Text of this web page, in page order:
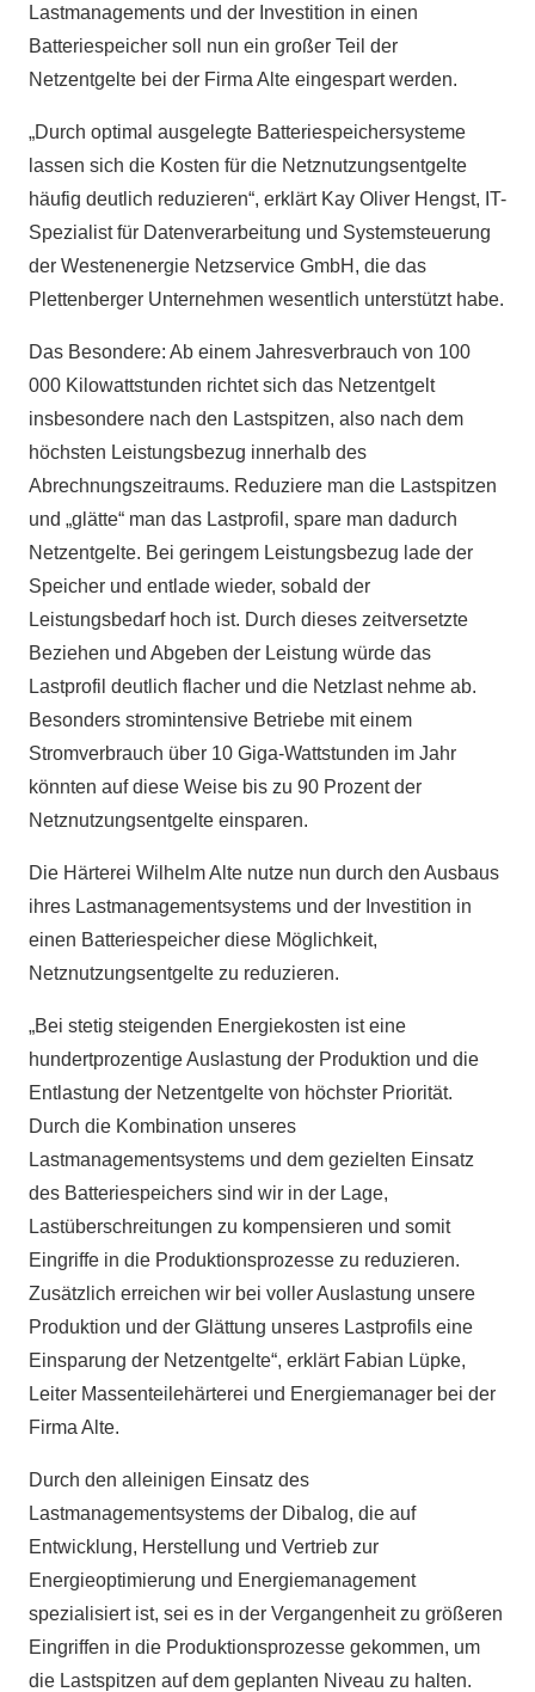
Lastmanagements und der Investition in einen
Batteriespeicher soll nun ein großer Teil der
Netzentgelte bei der Firma Alte eingespart werden.
„Durch optimal ausgelegte Batteriespeichersysteme
lassen sich die Kosten für die Netznutzungsentgelte
häufig deutlich reduzieren“, erklärt Kay Oliver Hengst, IT-
Spezialist für Datenverarbeitung und Systemsteuerung
der Westenenergie Netzservice GmbH, die das
Plettenberger Unternehmen wesentlich unterstützt habe.
Das Besondere: Ab einem Jahresverbrauch von 100
000 Kilowattstunden richtet sich das Netzentgelt
insbesondere nach den Lastspitzen, also nach dem
höchsten Leistungsbezug innerhalb des
Abrechnungszeitraums. Reduziere man die Lastspitzen
und „glätte“ man das Lastprofil, spare man dadurch
Netzentgelte. Bei geringem Leistungsbezug lade der
Speicher und entlade wieder, sobald der
Leistungsbedarf hoch ist. Durch dieses zeitversetzte
Beziehen und Abgeben der Leistung würde das
Lastprofil deutlich flacher und die Netzlast nehme ab.
Besonders stromintensive Betriebe mit einem
Stromverbrauch über 10 Giga-Wattstunden im Jahr
könnten auf diese Weise bis zu 90 Prozent der
Netznutzungsentgelte einsparen.
Die Härterei Wilhelm Alte nutze nun durch den Ausbaus
ihres Lastmanagementsystems und der Investition in
einen Batteriespeicher diese Möglichkeit,
Netznutzungsentgelte zu reduzieren.
„Bei stetig steigenden Energiekosten ist eine
hundertprozentige Auslastung der Produktion und die
Entlastung der Netzentgelte von höchster Priorität.
Durch die Kombination unseres
Lastmanagementsystems und dem gezielten Einsatz
des Batteriespeichers sind wir in der Lage,
Lastüberschreitungen zu kompensieren und somit
Eingriffe in die Produktionsprozesse zu reduzieren.
Zusätzlich erreichen wir bei voller Auslastung unsere
Produktion und der Glättung unseres Lastprofils eine
Einsparung der Netzentgelte“, erklärt Fabian Lüpke,
Leiter Massenteilehärterei und Energiemanager bei der
Firma Alte.
Durch den alleinigen Einsatz des
Lastmanagementsystems der Dibalog, die auf
Entwicklung, Herstellung und Vertrieb zur
Energieoptimierung und Energiemanagement
spezialisiert ist, sei es in der Vergangenheit zu größeren
Eingriffen in die Produktionsprozesse gekommen, um
die Lastspitzen auf dem geplanten Niveau zu halten.